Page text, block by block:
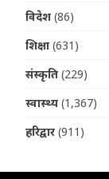
विदेश (86)
शिक्षा (631)
संस्कृति (229)
स्वास्थ्य (1,367)
हरिद्वार (911)